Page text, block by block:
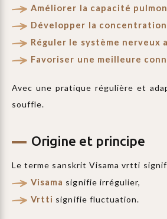
Améliorer la capacité
Développer la
Réguler le système
Favoriser une meilleure
Avec une pratique régulière et
souffle.
Origine et principe
Le terme sanskrit Visama vrtti
Visama signifie irrégulier,
Vrtti signifie fluctuation.